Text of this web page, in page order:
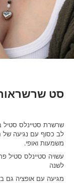
סט
שרשרת סטיינלס סטיל
לב כסוף עם נגיעה של
משמעות ואופי.
עשויה סטיינלס סטיל
לשנה
מגיעה עם אופציה גם